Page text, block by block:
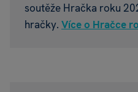
soutěže Hračka roku
hračky. Více o Hračce